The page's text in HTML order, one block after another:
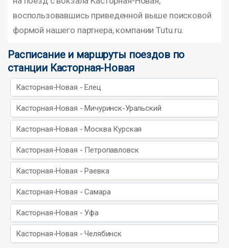
воспользовавшись приведенной выше поисковой
формой нашего партнера, компании Tutu.ru.
Расписание и маршруты поездов по
станции Касторная-Новая
Касторная-Новая - Елец
Касторная-Новая - Мичуринск-Уральский
Касторная-Новая - Москва Курская
Касторная-Новая - Петропавловск
Касторная-Новая - Раевка
Касторная-Новая - Самара
Касторная-Новая - Уфа
Касторная-Новая - Челябинск